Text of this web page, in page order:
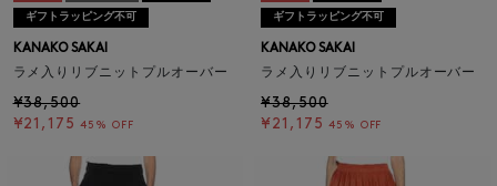
ギフトラッピング不可
KANAKO SAKAI
ラメ入りリブニットプルオーバー
¥38,500
¥21,175 45% OFF
ギフトラッピング不可
KANAKO SAKAI
ラメ入りリブニットプルオーバー
¥38,500
¥21,175 45% OFF